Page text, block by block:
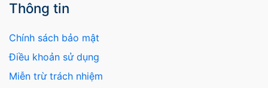
Thông tin
Chính sách bảo mật
Điều khoản sử dụng
Miễn trừ trách nhiệm